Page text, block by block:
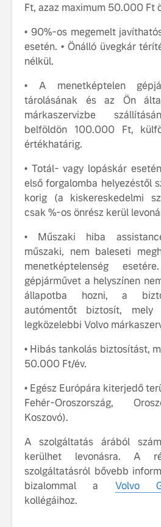
Ft, azaz maximum 50.000 Ft
• 90%-os megemelt
esetén. • Önálló üvegkár
nélkül.
• A menetképtelen
tárolásának és az Ön
márkaszervizbe
belföldön 100.000 Ft,
értékhatárig.
• Totál- vagy lopáskár
első forgalomba helyezéstől
korig (a kiskereskedelmi
csak %-os önrész kerül
• Műszaki hiba
műszaki, nem baleseti
menetképtelenség
gépjárművet a helyszínen
állapotba hozni, a
autómentőt biztosít,
legközelebbi Volvo
• Hibás tankolás biztosítást,
50.000 Ft/év.
• Egész Európára kiterjedő
Fehér-Oroszország,
Koszovó).
A szolgáltatás árából
kerülhet levonásra. A
szolgáltatásról bővebb
bizalommal a Volvo
kollégáihoz.